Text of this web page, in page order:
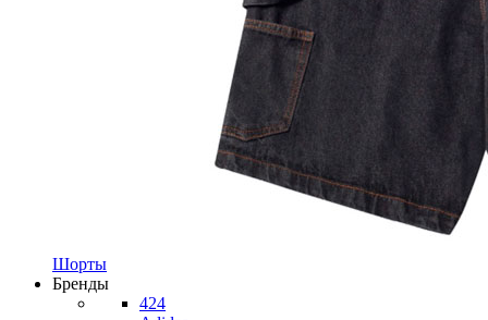
Шорты
Бренды
424